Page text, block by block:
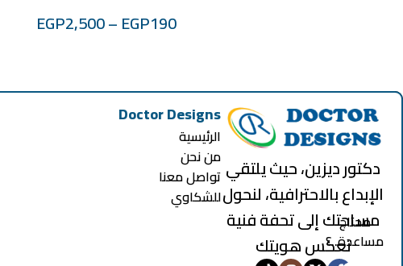
EGP190
–
EGP2,500
دكتور ديزين، حيث يلتقي
الإبداع بالاحترافية، لنحول
مساحتك إلى تحفة فنية
تعكس هويتك
Doctor Designs
الرئيسية
من نحن
تواصل معنا
للشكاوي
محتاج
مساعدة..؟